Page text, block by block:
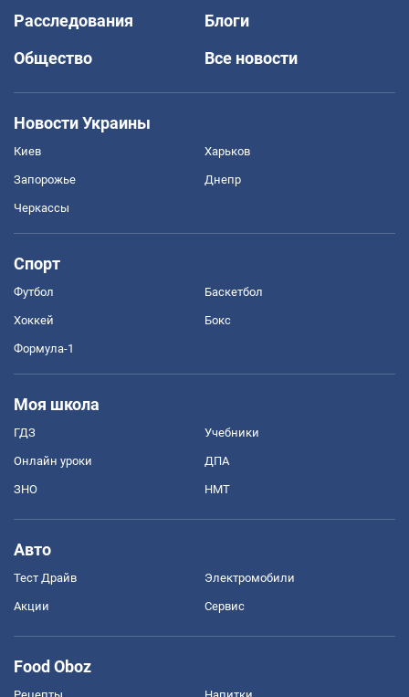
Расследования
Блоги
Общество
Все новости
Новости Украины
Киев Харьков
Запорожье Днепр
Черкассы
Спорт
Футбол Баскетбол
Хоккей Бокс
Формула-1
Моя школа
ГДЗ Учебники
Онлайн уроки ДПА
ЗНО НМТ
Авто
Тест Драйв Электромобили
Акции Сервис
Food Oboz